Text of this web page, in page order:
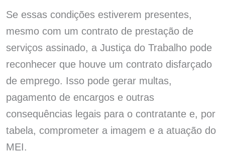
Se essas condições estiverem presentes,
mesmo com um contrato de prestação de
serviços assinado, a Justiça do Trabalho pode
reconhecer que houve um contrato disfarçado
de emprego. Isso pode gerar multas,
pagamento de encargos e outras
consequências legais para o contratante e, por
tabela, comprometer a imagem e a atuação do
MEI.